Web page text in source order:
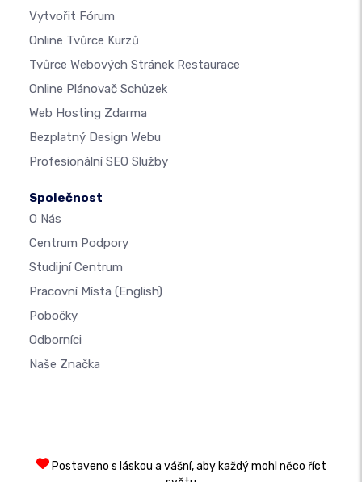
Vytvořit Fórum
Online Tvůrce Kurzů
Tvůrce Webových Stránek Restaurace
Online Plánovač Schůzek
Web Hosting Zdarma
Bezplatný Design Webu
Profesionální SEO Služby
Společnost
O Nás
Centrum Podpory
Studijní Centrum
Pracovní Místa (English)
Pobočky
Odborníci
Naše Značka
Postaveno s láskou a vášní, aby každý mohl něco říct